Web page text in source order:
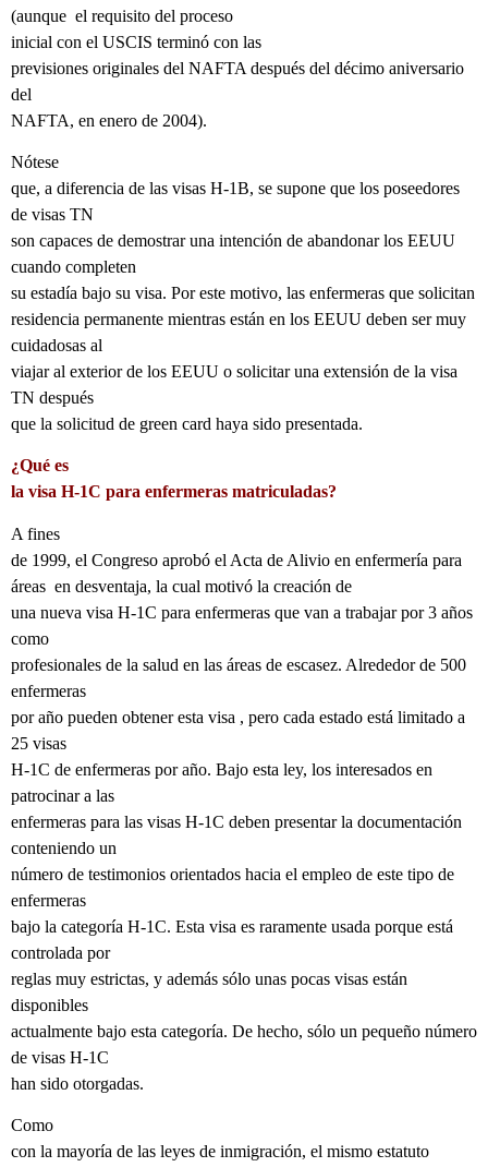
(aunque el requisito del proceso
inicial con el USCIS terminó con las
previsiones originales del NAFTA después del décimo aniversario
del
NAFTA, en enero de 2004).
Nótese
que, a diferencia de las visas H-1B, se supone que los poseedores
de visas TN
son capaces de demostrar una intención de abandonar los EEUU
cuando completen
su estadía bajo su visa. Por este motivo, las enfermeras que solicitan
residencia permanente mientras están en los EEUU deben ser muy
cuidadosas al
viajar al exterior de los EEUU o solicitar una extensión de la visa
TN después
que la solicitud de green card haya sido presentada.
¿Qué es
la visa H-1C para enfermeras matriculadas?
A fines
de 1999, el Congreso aprobó el Acta de Alivio en enfermería para
áreas en desventaja, la cual motivó la creación de
una nueva visa H-1C para enfermeras que van a trabajar por 3 años
como
profesionales de la salud en las áreas de escasez. Alrededor de 500
enfermeras
por año pueden obtener esta visa , pero cada estado está limitado a
25 visas
H-1C de enfermeras por año. Bajo esta ley, los interesados en
patrocinar a las
enfermeras para las visas H-1C deben presentar la documentación
conteniendo un
número de testimonios orientados hacia el empleo de este tipo de
enfermeras
bajo la categoría H-1C. Esta visa es raramente usada porque está
controlada por
reglas muy estrictas, y además sólo unas pocas visas están
disponibles
actualmente bajo esta categoría. De hecho, sólo un pequeño número
de visas H-1C
han sido otorgadas.
Como
con la mayoría de las leyes de inmigración, el mismo estatuto